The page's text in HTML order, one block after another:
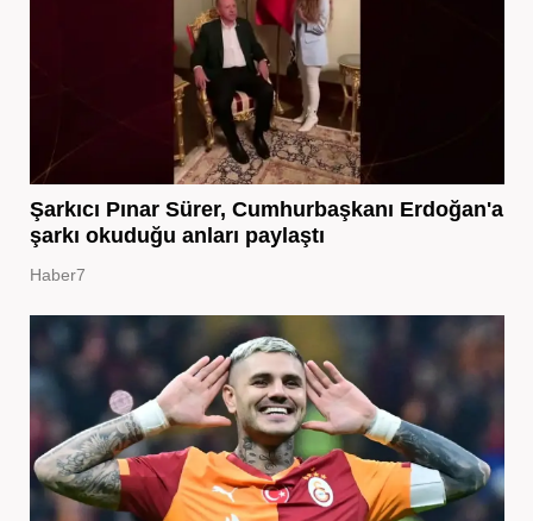
Şarkıcı Pınar Sürer, Cumhurbaşkanı Erdoğan'a
şarkı okuduğu anları paylaştı
Haber7